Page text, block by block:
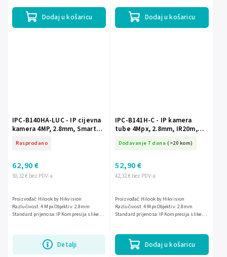
Dodaj u košaricu Dodaj u košaricu
IPC-B140HA-LUC - IP cijevna
kamera 4MP, 2.8mm, Smart
HiLook by Hikvision
Rasprodano
50,32 € bez PDV-a
62,90 €
Detalji
Proizvođač: Hilook by Hikvision
Razlučivost: 4 Mpx Objektiv: 2.8mm
Standard prijenosa: IP Kompresija slike:
IPC-B141H-C - IP kamera
tube 4Mpx, 2.8mm, IR20m,
Dodavanje 7 dana (>20 kom)
42,32 € bez PDV-a
52,90 €
Dodaj u košaricu
Proizvođač: Hilook by Hikvision
Razlučivost: 4 Mpx Objektiv: 2.8mm
Standard prijenosa: IP Kompresija slike: